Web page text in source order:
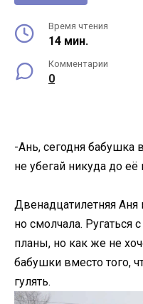
Время чтения
14 мин.
Комментарии
0
-Ань, сегодня бабушка
не убегай никуда до её
Двенадцатилетняя Аня
но смолчала. Ругаться
планы, но как же не
бабушки вместо того,
гулять.